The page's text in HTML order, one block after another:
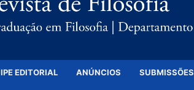
EDITORIAL ANÚNCIOS SUBMISSÕES